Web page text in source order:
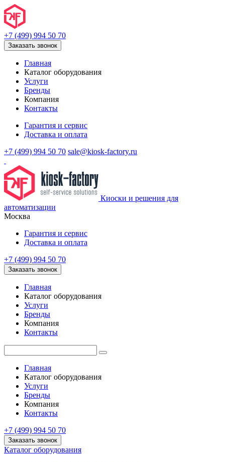
+7 (499) 994 50 70
Заказать звонок
Главная
Каталог оборудования
Услуги
Бренды
Компания
Контакты
Гарантия и сервис
Доставка и оплата
+7 (499) 994 50 70 sale@kiosk-factory.ru
Киоски и решения для
автоматизации
Москва
Гарантия и сервис
Доставка и оплата
+7 (499) 994 50 70
Заказать звонок
Главная
Каталог оборудования
Услуги
Бренды
Компания
Контакты
Главная
Каталог оборудования
Услуги
Бренды
Компания
Контакты
+7 (499) 994 50 70
Заказать звонок
Каталог оборудования